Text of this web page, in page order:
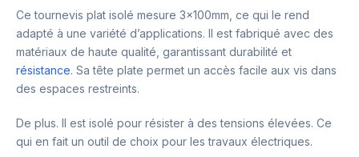
Ce tournevis plat isolé mesure 3x100mm, ce qui le rend
adapté à une variété d’applications. Il est fabriqué avec des
matériaux de haute qualité, garantissant durabilité et
résistance. Sa tête plate permet un accès facile aux vis dans
des espaces restreints.
De plus. Il est isolé pour résister à des tensions élevées. Ce
qui en fait un outil de choix pour les travaux électriques.